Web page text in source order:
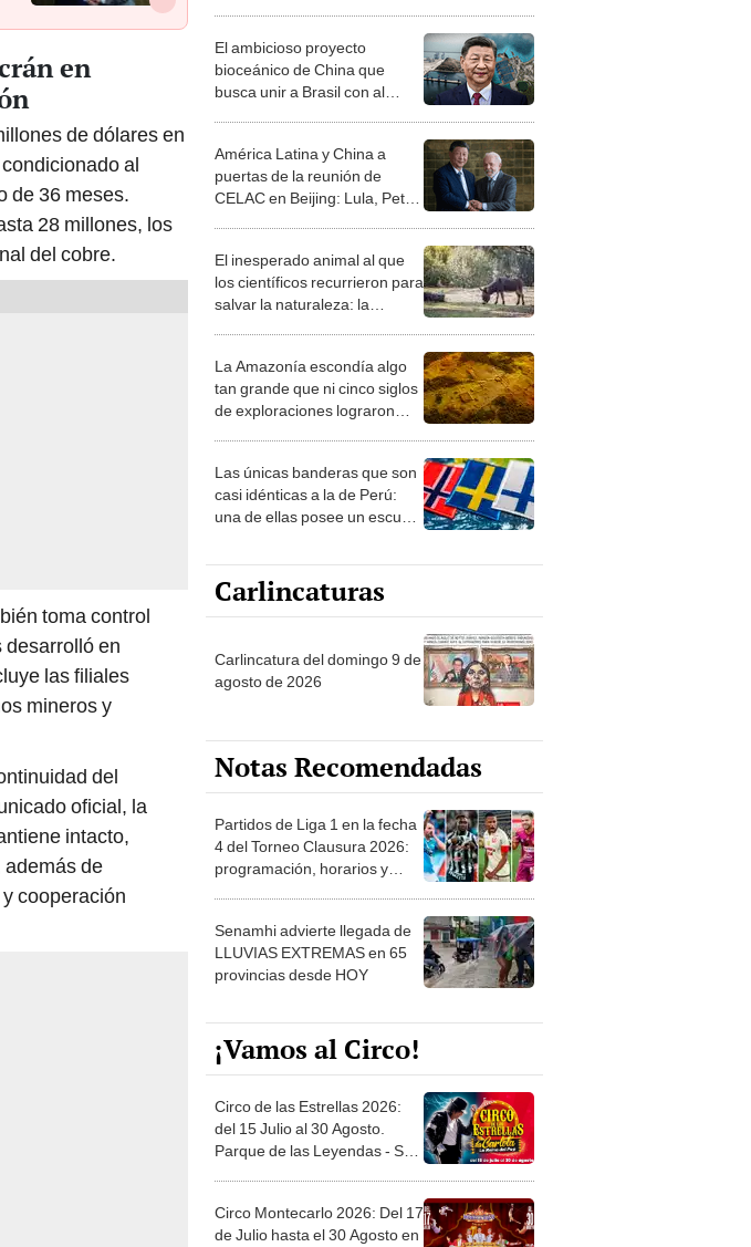
en
de dólares en
al
de 36 meses.
28 millones, los
del cobre.
desarrolló en
las filiales
mineros y
del
oficial, la
intacto,
además de
cooperación
El ambicioso proyecto
bioceánico de China que
busca unir a Brasil con al
megapuerto de Chancay para
América Latina y China a
puertas de la reunión de
CELAC en Beijing: Lula, Petro
y Boric lideran delegación
El inesperado animal al que
los científicos recurrieron para
salvar la naturaleza: la
reintroducción de un asno
más vida
La Amazonía escondía algo
tan grande que ni cinco siglos
de exploraciones lograron
encontrarlo: el hallazgo
Las únicas banderas que son
casi idénticas a la de Perú:
una de ellas posee un escudo
muy similar
Carlincaturas
agosto de 2026
Notas Recomendadas
Partidos de Liga 1 en la fecha
4 del Torneo Clausura 2026:
programación, horarios y
dónde ver
Senamhi advierte llegada de
LLUVIAS EXTREMAS en 65
provincias desde HOY
¡Vamos al Circo!
Circo de las Estrellas 2026:
del 15 Julio al 30 Agosto.
Parque de las Leyendas - San
Miguel
Circo Montecarlo 2026: Del 17
de Julio hasta el 30 Agosto en
Círculo Militar - Jesús María